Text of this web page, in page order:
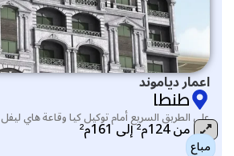
اعمار دياموند
طنطا
على الطريق السريع أمام توكيل كيا وقاعة هاي ليفل
من 124م² إلى 161م²
مباع